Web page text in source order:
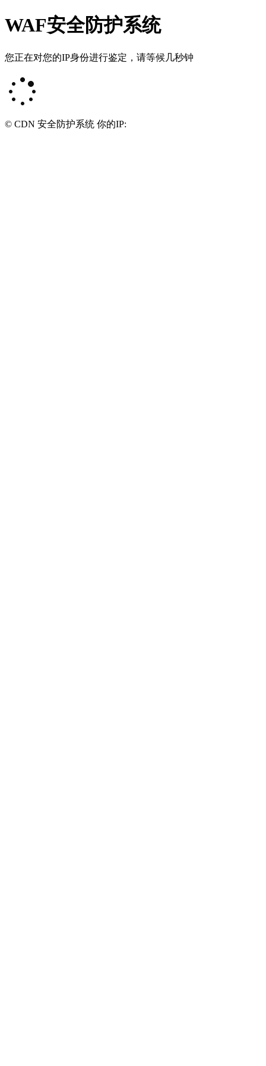
WAF安全防护系统
您正在对您的IP身份进行鉴定，请等候几秒钟
© CDN 安全防护系统 你的IP: